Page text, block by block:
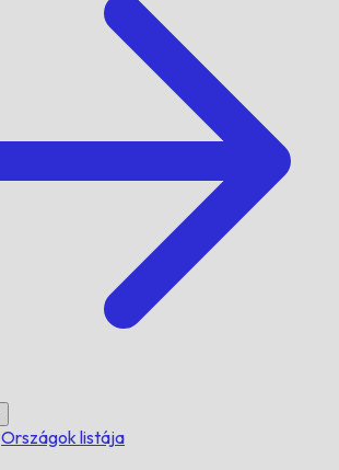
Országok listája